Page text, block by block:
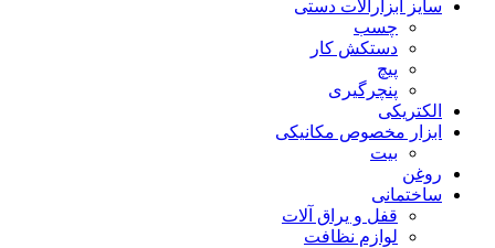
سایز ابزارآلات دستی
چسب
دستکش کار
پیچ
پنچرگیری
الکتریکی
ابزار مخصوص مکانیکی
بیت
روغن
ساختمانی
قفل و یراق آلات
لوازم نظافت